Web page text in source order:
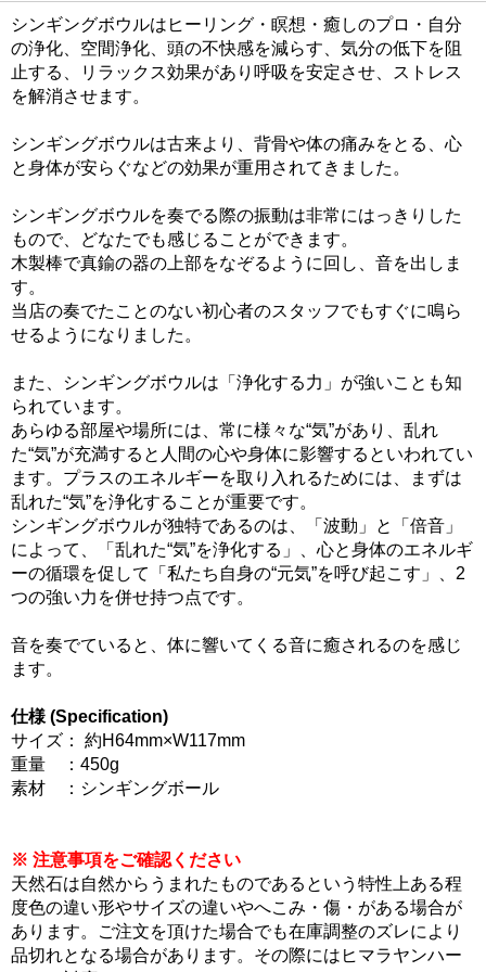
シンギングボウルはヒーリング・瞑想・癒しのプロ・自分
の浄化、空間浄化、頭の不快感を減らす、気分の低下を阻
止する、リラックス効果があり呼吸を安定させ、ストレス
を解消させます。
シンギングボウルは古来より、背骨や体の痛みをとる、心
と身体が安らぐなどの効果が重用されてきました。
シンギングボウルを奏でる際の振動は非常にはっきりした
もので、どなたでも感じることができます。
木製棒で真鍮の器の上部をなぞるように回し、音を出しま
す。
当店の奏でたことのない初心者のスタッフでもすぐに鳴ら
せるようになりました。
また、シンギングボウルは「浄化する力」が強いことも知
られています。
あらゆる部屋や場所には、常に様々な“気”があり、乱れ
た“気”が充満すると人間の心や身体に影響するといわれてい
ます。プラスのエネルギーを取り入れるためには、まずは
乱れた“気”を浄化することが重要です。
シンギングボウルが独特であるのは、「波動」と「倍音」
によって、「乱れた“気”を浄化する」、心と身体のエネルギ
ーの循環を促して「私たち自身の“元気”を呼び起こす」、2
つの強い力を併せ持つ点です。
音を奏でていると、体に響いてくる音に癒されるのを感じ
ます。
仕様 (Specification)
サイズ： 約H64mm×W117mm
重量 ：450g
素材 ：シンギングボール
※ 注意事項をご確認ください
天然石は自然からうまれたものであるという特性上ある程
度色の違い形やサイズの違いやへこみ・傷・がある場合が
あります。ご注文を頂けた場合でも在庫調整のズレにより
品切れとなる場合があります。その際にはヒマラヤンハー